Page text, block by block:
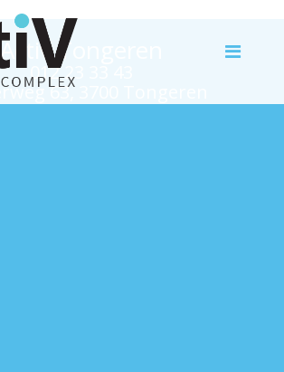
Activ Tongeren
012 23 33 43
63, 3700 Tongeren